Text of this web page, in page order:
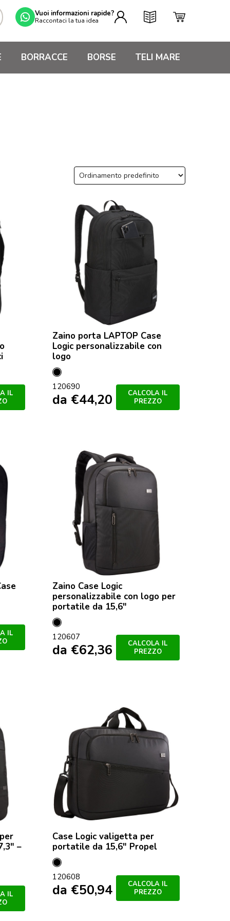
Vuoi informazioni rapide?
Raccontaci la tua idea
BORRACCE BORSE TELI MARE
IL
Zaino porta LAPTOP Case
Logic personalizzabile con
logo
Nero
120690
da €44,20
CALCOLA IL
PREZZO
IL
Zaino Case Logic
personalizzabile con logo per
portatile da 15,6″
Nero
120607
da €62,36
CALCOLA IL
PREZZO
–
IL
Case Logic valigetta per
portatile da 15,6″ Propel
Nero
120608
da €50,94
CALCOLA IL
PREZZO